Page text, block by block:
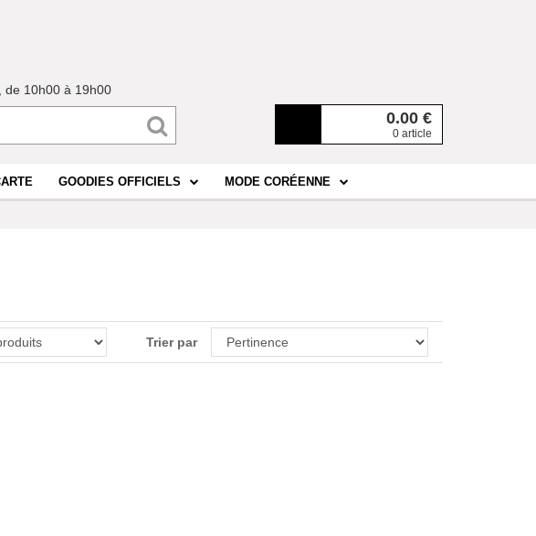
0.00 €
0 article
10h00 à 19h00
GOODIES OFFICIELS MODE CORÉENNE
Trier par